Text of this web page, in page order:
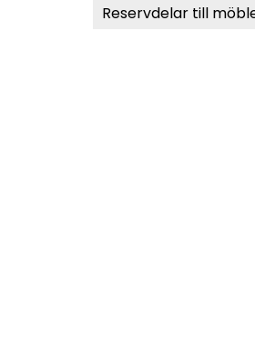
Reservdelar till